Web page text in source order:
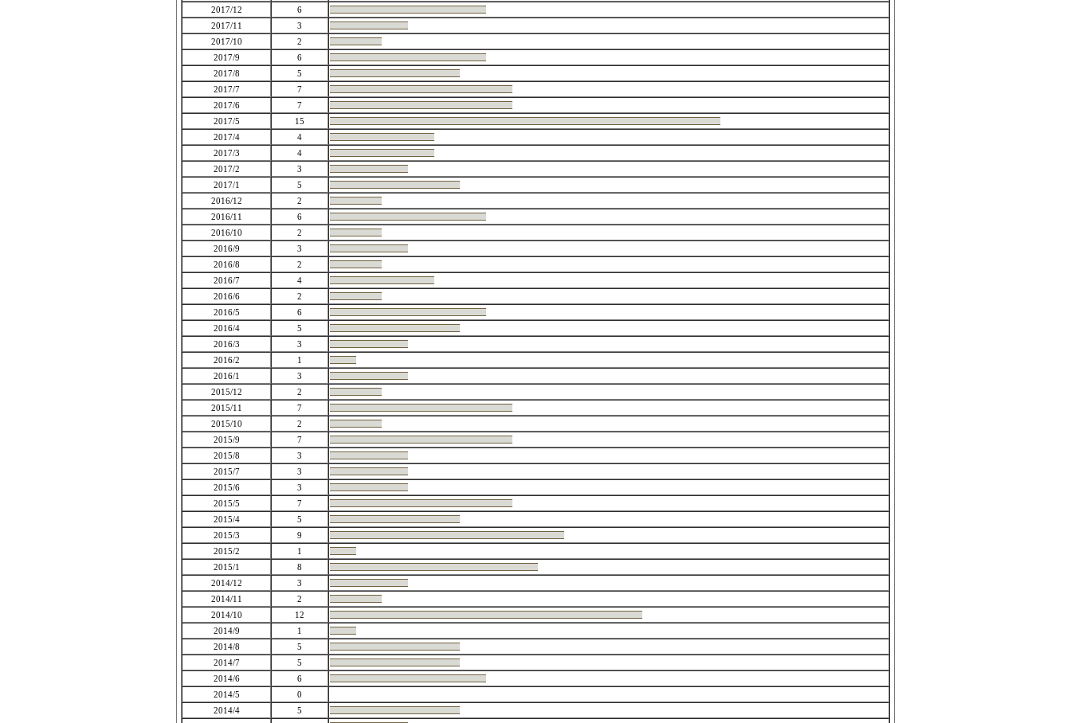
2017/12
6
2017/11
3
2017/10
2
2017/9
6
2017/8
5
2017/7
7
2017/6
7
2017/5
15
2017/4
4
2017/3
4
2017/2
3
2017/1
5
2016/12
2
2016/11
6
2016/10
2
2016/9
3
2016/8
2
2016/7
4
2016/6
2
2016/5
6
2016/4
5
2016/3
3
2016/2
1
2016/1
3
2015/12
2
2015/11
7
2015/10
2
2015/9
7
2015/8
3
2015/7
3
2015/6
3
2015/5
7
2015/4
5
2015/3
9
2015/2
1
2015/1
8
2014/12
3
2014/11
2
2014/10
12
2014/9
1
2014/8
5
2014/7
5
2014/6
6
2014/5
0
2014/4
5